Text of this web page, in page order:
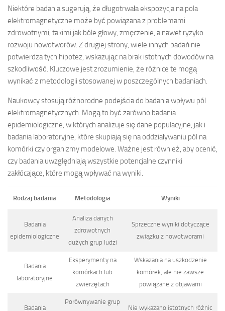
Niektóre badania sugerują, że długotrwała ekspozycja na pola
elektromagnetyczne może być powiązana z problemami
zdrowotnymi, takimi jak bóle głowy, zmęczenie, a nawet ryzyko
rozwoju nowotworów. Z drugiej strony, wiele innych badań nie
potwierdza tych hipotez, wskazując na brak istotnych dowodów na
szkodliwość. Kluczowe jest zrozumienie, że różnice te mogą
wynikać z metodologii stosowanej w poszczególnych badaniach.
Naukowcy stosują różnorodne podejścia do badania wpływu pól
elektromagnetycznych. Mogą to być zarówno badania
epidemiologiczne, w których analizuje się dane populacyjne, jak i
badania laboratoryjne, które skupiają się na oddziaływaniu pól na
komórki czy organizmy modelowe. Ważne jest również, aby ocenić,
czy badania uwzględniają wszystkie potencjalne czynniki
zakłócające, które mogą wpływać na wyniki.
Rodzaj badania Metodologia Wyniki
Badania
epidemiologiczne
Analiza danych
zdrowotnych
dużych grup ludzi
Sprzeczne wyniki dotyczące
związku z nowotworami
Badania
laboratoryjne
Eksperymenty na
komórkach lub
zwierzętach
Wskazania na uszkodzenie
komórek, ale nie zawsze
powiązane z objawami
Badania
Porównywanie grup
Nie wykazano istotnych różnic